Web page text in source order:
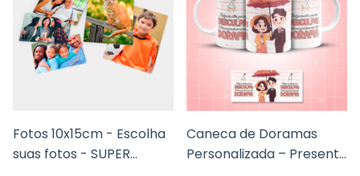
Fotos 10x15cm - Escolha
suas fotos - SUPER
Caneca de Doramas
Personalizada – Presente